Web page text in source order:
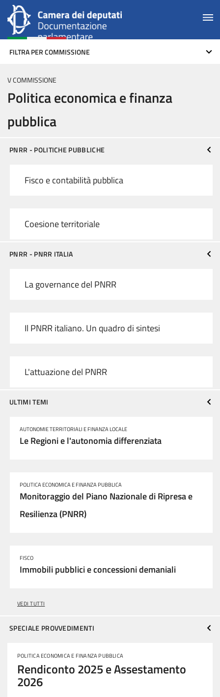
FILTRA PER COMMISSIONE
V COMMISSIONE
Politica economica e finanza
pubblica
PNRR - POLITICHE PUBBLICHE
Fisco e contabilità pubblica
Coesione territoriale
PNRR - PNRR ITALIA
La governance del PNRR
Il PNRR italiano. Un quadro di sintesi
L'attuazione del PNRR
ULTIMI TEMI
AUTONOMIE TERRITORIALI E FINANZA LOCALE
Le Regioni e l'autonomia differenziata
POLITICA ECONOMICA E FINANZA PUBBLICA
Monitoraggio del Piano Nazionale di Ripresa e
Resilienza (PNRR)
FISCO
Immobili pubblici e concessioni demaniali
VEDI TUTTI
SPECIALE PROVVEDIMENTI
POLITICA ECONOMICA E FINANZA PUBBLICA
Rendiconto 2025 e Assestamento
2026